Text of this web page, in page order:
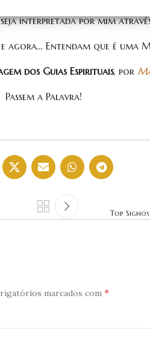
, aquele que nos
interpretada por mim
agora… Entendam que é uma
dos Guias Espirituais, por
Passem a Palavra!
Top
marcados com *